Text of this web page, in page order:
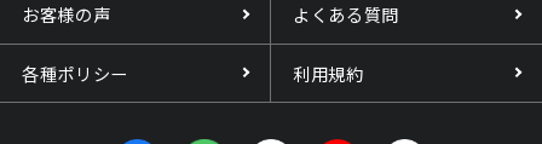
お客様の声 よくある質問
各種ポリシー 利用規約